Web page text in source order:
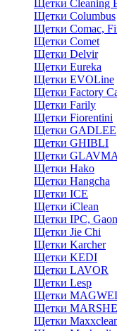
Щетки Cleaning
Щетки Columbus
Щетки Comac,
Щетки Comet
Щетки Delvir
Щетки Eureka
Щетки EVOLine
Щетки Factory
Щетки Farily
Щетки Fiorentini
Щетки GADLEE
Щетки GHIBLI
Щетки
Щетки Hako
Щетки Hangcha
Щетки ICE
Щетки iClean
Щетки IPC,
Щетки Jie Chi
Щетки Karcher
Щетки KEDI
Щетки LAVOR
Щетки Lesp
Щетки
Щетки
Щетки